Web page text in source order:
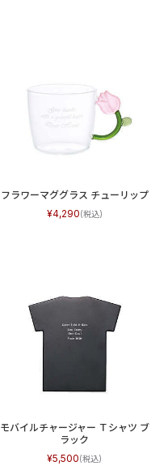
フラワーマググラス チューリップ
4,290
モバイルチャージャー Ｔシャツ ブ
ラック
5,500